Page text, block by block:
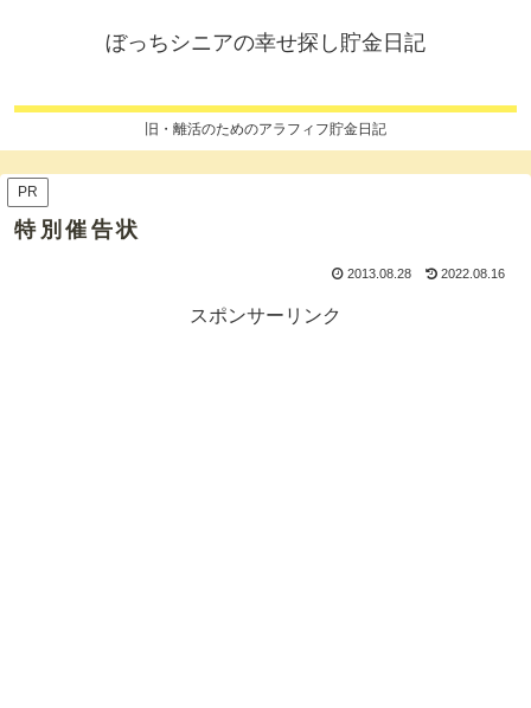
ぼっちシニアの幸せ探し貯金日記
旧・離活のためのアラフィフ貯金日記
PR
特別催告状
2013.08.28 2022.08.16
スポンサーリンク